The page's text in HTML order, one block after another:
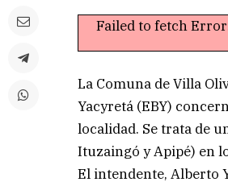
Failed to fetch
La Comuna de Villa
Yacyretá (EBY)
localidad. Se trata de
Ituzaingó y Apipé) en
El intendente, Alberto